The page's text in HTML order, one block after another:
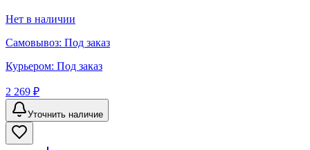
Нет в наличии
Самовывоз: Под заказ
Курьером: Под заказ
2 269 ₽
Уточнить наличие